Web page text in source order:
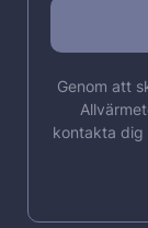
Genom att
kontakta dig